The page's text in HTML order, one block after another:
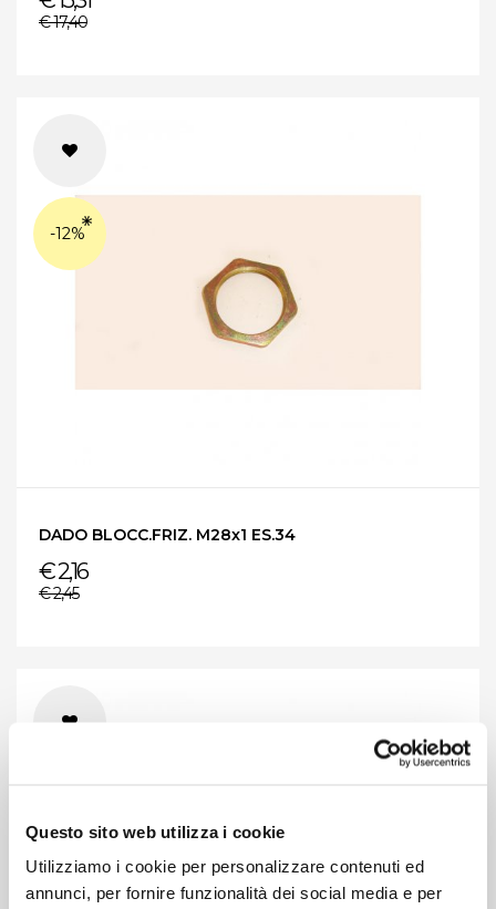
Questo sito web utilizza i cookie
Utilizziamo i cookie per personalizzare contenuti ed
annunci, per fornire funzionalità dei social media e per
€ 17,40
-12%
DADO BLOCC.FRIZ. M28x1 ES.34
€ 2,16
€ 2,45